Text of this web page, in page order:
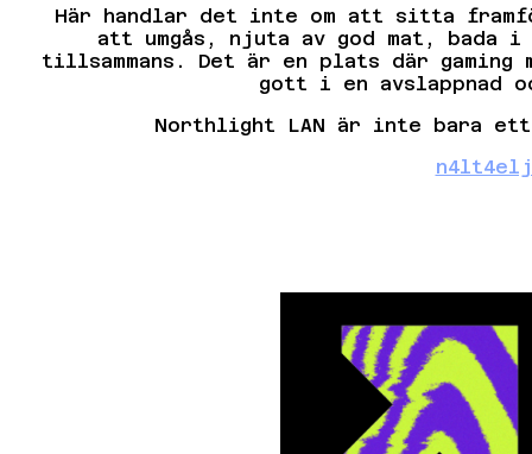
Här handlar det inte om att sitta
att umgås, njuta av god mat, bada i
tillsammans. Det är en plats där
gott i en avslappnad
Northlight LAN är inte bara